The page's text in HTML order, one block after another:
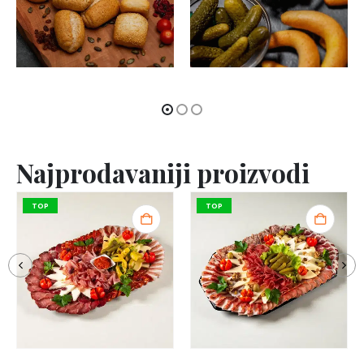
Najprodavaniji proizvodi
TOP TOP